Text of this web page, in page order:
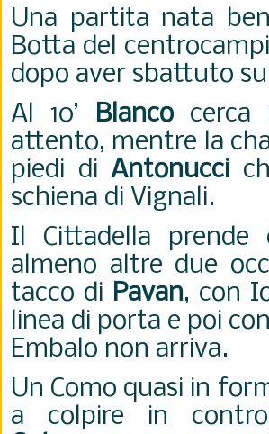
Una partita nata
Botta del
dopo aver sbattuto
Al 10’ Blancocerca
attento, mentre la
piedi diAntonucci
schiena di Vignali.
Il Cittadella
almeno altre due
tacco di Pavan, con
linea di porta e poi
Embalo non arriva.
Un Como quasi in
a colpire in